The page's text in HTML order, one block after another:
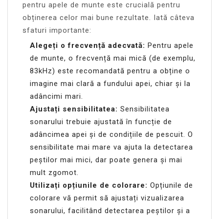
pentru apele de munte este crucială pentru
obținerea celor mai bune rezultate. Iată câteva
sfaturi importante:
Alegeți o frecvență adecvată: Pentru apele
de munte, o frecvență mai mică (de exemplu,
83kHz) este recomandată pentru a obține o
imagine mai clară a fundului apei, chiar și la
adâncimi mari.
Ajustați sensibilitatea: Sensibilitatea
sonarului trebuie ajustată în funcție de
adâncimea apei și de condițiile de pescuit. O
sensibilitate mai mare va ajuta la detectarea
peștilor mai mici, dar poate genera și mai
mult zgomot.
Utilizați opțiunile de colorare: Opțiunile de
colorare vă permit să ajustați vizualizarea
sonarului, facilitând detectarea peștilor și a